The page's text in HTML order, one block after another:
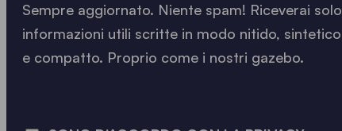
Sempre aggiornato. Niente spam! Riceverai solo
informazioni utili scritte in modo nitido, sintetico
e compatto. Proprio come i nostri gazebo.